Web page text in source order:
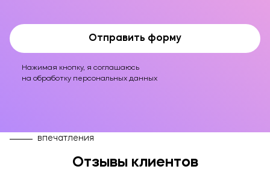
Отправить форму
Нажимая кнопку, я соглашаюсь
на обработку персональных данных
впечатления
Отзывы клиентов